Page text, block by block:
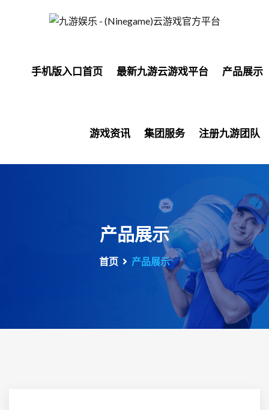
手机版入口首页 最新九游云游戏平台 产品展示
游戏资讯 集团服务 注册九游团队
产品展示
首页 产品展示